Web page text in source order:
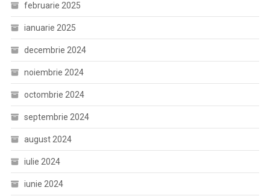
februarie 2025
ianuarie 2025
decembrie 2024
noiembrie 2024
octombrie 2024
septembrie 2024
august 2024
iulie 2024
iunie 2024